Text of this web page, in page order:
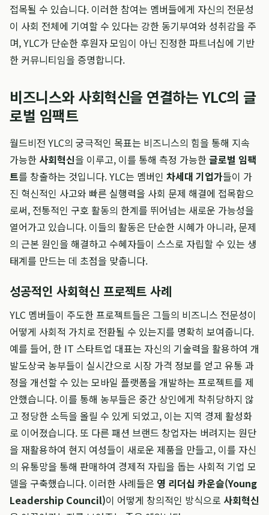
접목될 수 있습니다. 이러한 참여는 멤버들에게 자신의 전문성
이 사회 전체에 기여할 수 있다는 강한 동기부여와 성취감을 주
며, YLC가 단순한 후원자 모임이 아닌 진정한 파트너십에 기반
한 커뮤니티임을 증명합니다.
비즈니스와 사회혁신을 연결하는 YLC의 글
로벌 임팩트
월드비전 YLC의 궁극적인 목표는 비즈니스의 힘을 통해 지속
가능한 사회혁신을 이루고, 이를 통해 측정 가능한글로벌 임팩
트를 창출하는 것입니다. YLC는 멤버인 차세대 기업가들이 가
진 혁신적인 사고와 빠른 실행력을 사회 문제 해결에 접목함으
로써, 전통적인 구호 활동의 한계를 뛰어넘는 새로운 가능성을
열어가고 있습니다. 이들의 활동은 단순한 시혜가 아니라, 문제
의 근본 원인을 해결하고 수혜자들이 스스로 자립할 수 있는 생
태계를 만드는 데 초점을 맞춥니다.
성공적인 사회혁신 프로젝트 사례
YLC 멤버들이 주도한 프로젝트들은 그들의 비즈니스 전문성이
어떻게 사회적 가치로 전환될 수 있는지를 명확히 보여줍니다.
예를 들어, 한 IT 스타트업 대표는 자신의 기술력을 활용하여 개
발도상국 농부들이 실시간으로 시장 가격 정보를 얻고 유통 과
정을 개선할 수 있는 모바일 플랫폼을 개발하는 프로젝트를 제
안했습니다. 이를 통해 농부들은 중간 상인에게 착취당하지 않
고 정당한 소득을 올릴 수 있게 되었고, 이는 지역 경제 활성화
로 이어졌습니다. 또 다른 패션 브랜드 창업자는 버려지는 원단
을 재활용하여 현지 여성들이 새로운 제품을 만들고, 이를 자신
의 유통망을 통해 판매하여 경제적 자립을 돕는 사회적 기업 모
델을 구축했습니다. 이러한 사례들은 영 리더십 카운슬(Young
Leadership Council)이 어떻게 창의적인 방식으로 사회혁신